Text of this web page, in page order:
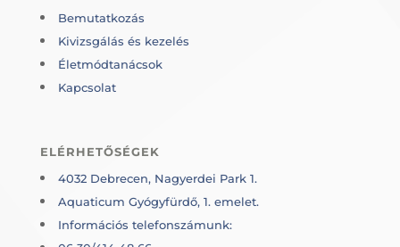
Bemutatkozás
Kivizsgálás és kezelés
Életmódtanácsok
Kapcsolat
ELÉRHETŐSÉGEK
4032 Debrecen, Nagyerdei Park 1.
Aquaticum Gyógyfürdő, 1. emelet.
Információs telefonszámunk: